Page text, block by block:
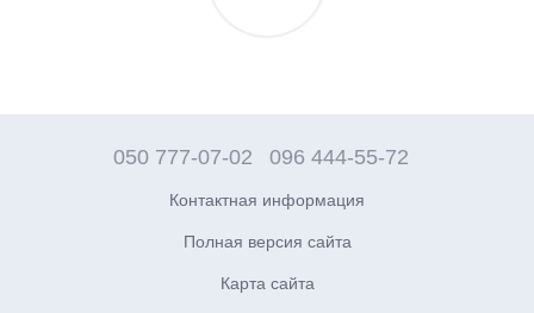
050 777-07-02 096 444-55-72
Контактная информация
Полная версия сайта
Карта сайта